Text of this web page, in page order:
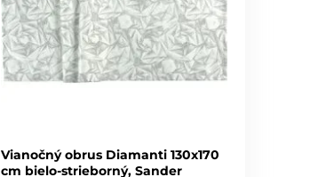
Vianočný obrus Diamanti 130x170
cm bielo-strieborný, Sander